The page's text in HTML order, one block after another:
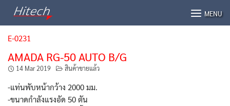
MENU
E-0231
AMADA RG-50 AUTO B/G
14 Mar 2019 สินค้าขายแล้ว
-แท่นพับหน้ากว้าง 2000 มม.
-ขนาดกำลังแรงอัด 50 ตัน